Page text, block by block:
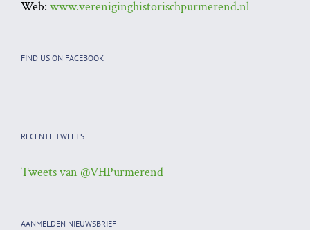
Web: www.vereniginghistorischpurmerend.nl
FIND US ON FACEBOOK
RECENTE TWEETS
Tweets van @VHPurmerend
AANMELDEN NIEUWSBRIEF